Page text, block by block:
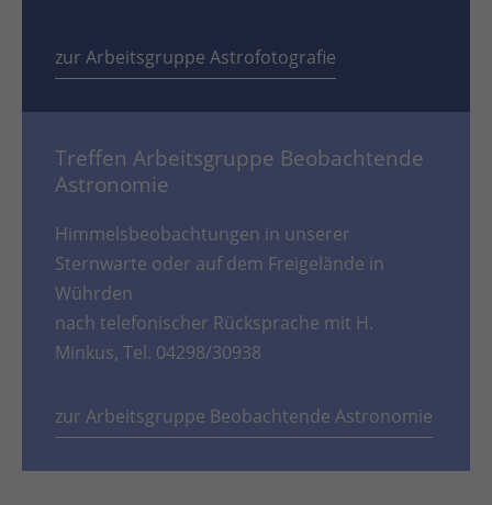
zur Arbeitsgruppe Astrofotografie
Treffen Arbeitsgruppe Beobachtende
Astronomie
Himmelsbeobachtungen in unserer
Sternwarte oder auf dem Freigelände in
Wührden
nach telefonischer Rücksprache mit H.
Minkus, Tel. 04298/30938
zur Arbeitsgruppe Beobachtende Astronomie